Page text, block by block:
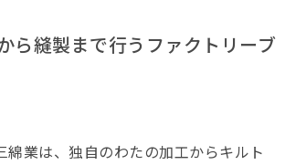
ら縫製まで行うファクトリーブ
綿業は、独自のわたの加工からキルト